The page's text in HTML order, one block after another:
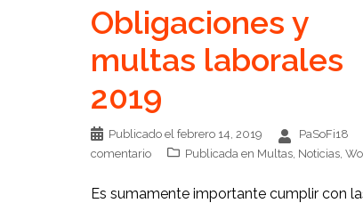
Obligaciones y
multas laborales
2019
Publicado el febrero 14, 2019 PaSoFi18
comentario
Publicada en Multas Noticias
Es sumamente importante cumplir con